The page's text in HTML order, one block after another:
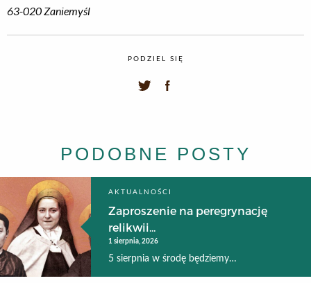
63-020 Zaniemyśl
PODZIEL SIĘ
PODOBNE POSTY
AKTUALNOŚCI
Zaproszenie na peregrynację
relikwii...
1 sierpnia, 2026
5 sierpnia w środę będziemy…